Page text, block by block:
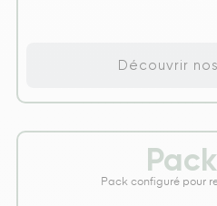
Découvrir
Pack configuré pour